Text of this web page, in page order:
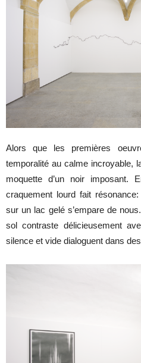
Alors que les premières
temporalité au calme incroyable,
moquette d’un noir imposant.
craquement lourd fait
sur un lac gelé s’empare de
sol contraste délicieusement
silence et vide dialoguent dans